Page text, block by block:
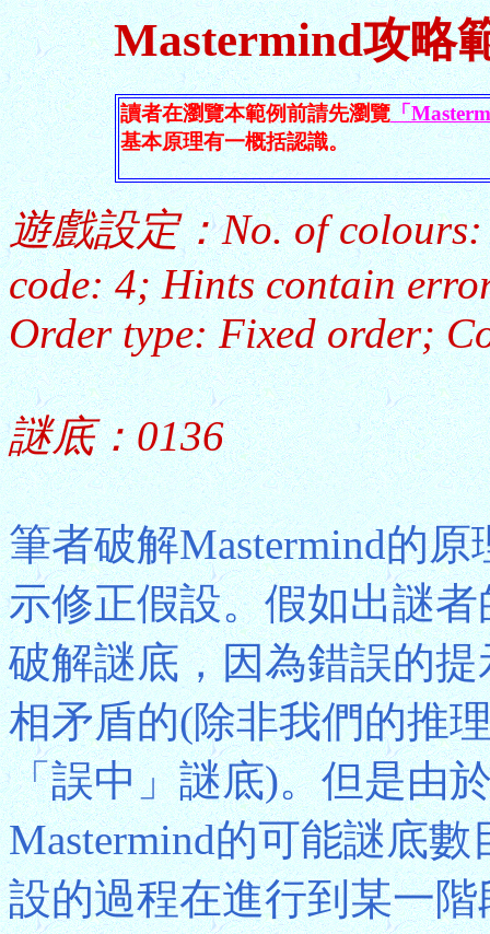
Mastermind攻略
讀者在瀏覽本範例前請先瀏覽「
基本原理有一概括認識。
遊戲設定：No. of
code: 4; Hints contain
Order type: Fixed order;
謎底：0136
筆者破解Mastermind的
示修正假設。假如出謎
破解謎底，因為錯誤的
相矛盾的(除非我們的推
「誤中」謎底)。但是由
Mastermind的可能謎底
設的過程在進行到某一